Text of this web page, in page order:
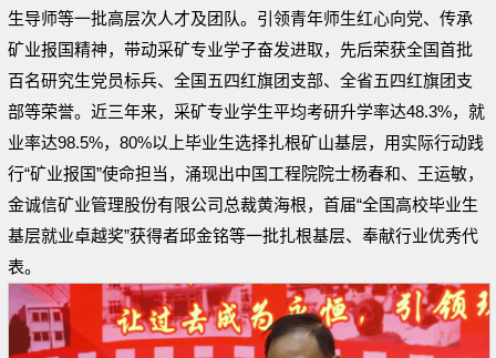
生导师等一批高层次人才及团队。引领青年师生红心向党、传承
矿业报国精神，带动采矿专业学子奋发进取，先后荣获全国首批
百名研究生党员标兵、全国五四红旗团支部、全省五四红旗团支
部等荣誉。近三年来，采矿专业学生平均考研升学率达48.3%，就
业率达98.5%，80%以上毕业生选择扎根矿山基层，用实际行动践
行“矿业报国”使命担当，涌现出中国工程院院士杨春和、王运敏，
金诚信矿业管理股份有限公司总裁黄海根，首届“全国高校毕业生
基层就业卓越奖”获得者邱金铭等一批扎根基层、奉献行业优秀代
表。